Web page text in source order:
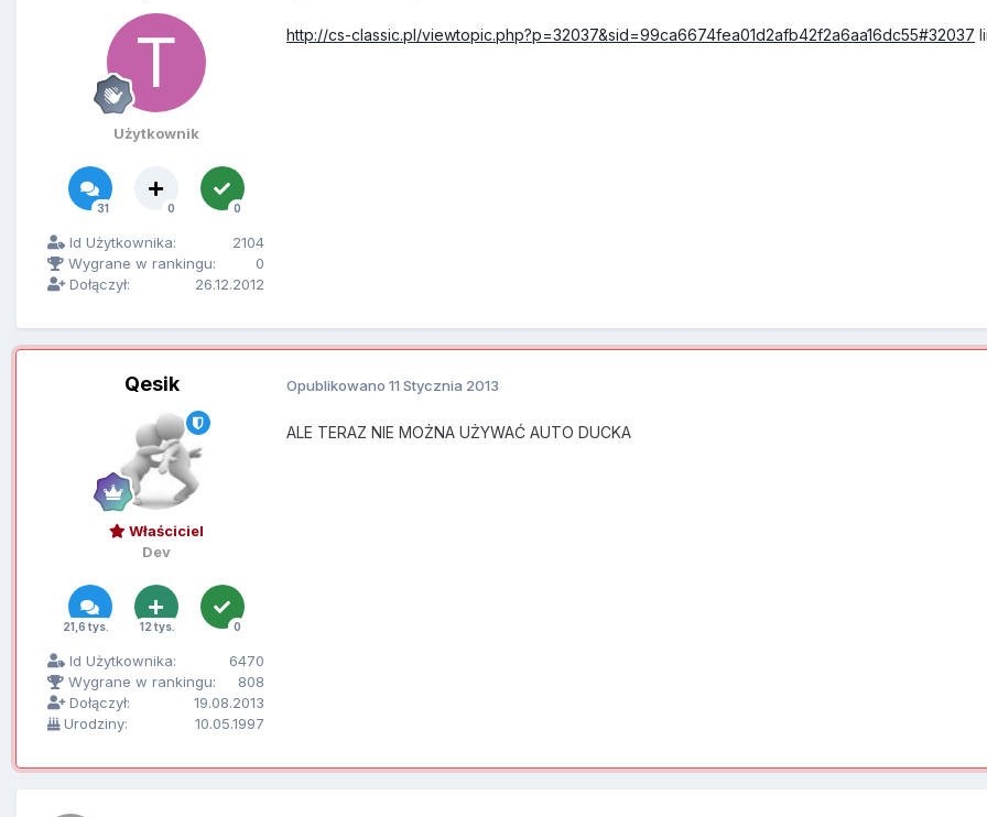
Użytkownik
31 0 0
Id Użytkownika:
2104
Wygrane w rankingu:
0
Dołączył:
26.12.2012
http://cs-classic.pl/viewtopic.php?p=32037&sid=99ca6674fea01d2afb42f2a6aa16dc55#32037
Qesik
Właściciel
Dev
21,6 tys. 12 tys. 0
Id Użytkownika:
6470
Wygrane w rankingu:
808
Dołączył:
19.08.2013
Urodziny:
10.05.1997
Opublikowano 11 Stycznia 2013
ALE TERAZ NIE MOŻNA UŻYWAĆ AUTO DUCKA